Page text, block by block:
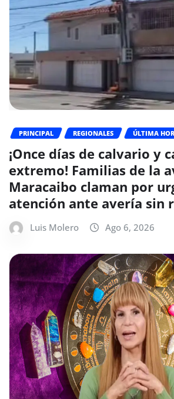
PRINCIPAL REGIONALES ÚLTIMA
¡Once días de calvario y
extremo! Familias de la
Maracaibo claman por
atención ante avería sin
Luis Molero Ago 6, 2026